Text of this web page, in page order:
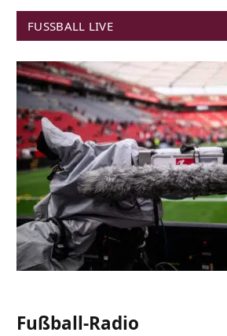
FUSSBALL LIVE
Fußball-Radio